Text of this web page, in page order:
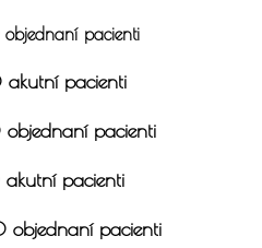
pacienti
pacienti
pacienti
pacienti
pacienti